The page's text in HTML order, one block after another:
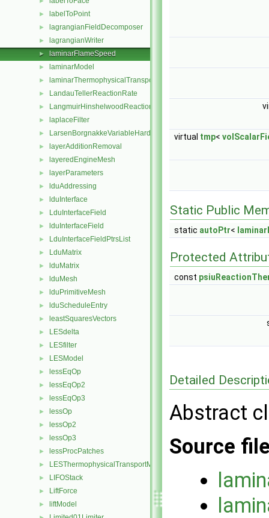
► labelToPoint
► lagrangianFieldDecomposer
► lagrangianWriter
► laminarFlameSpeed
► laminarModel
► laminarThermophysicalTransportModel
► LandauTellerReactionRate
► LangmuirHinshelwoodReactionRate
► laplaceFilter
► LarsenBorgnakkeVariableHardSphere
► layerAdditionRemoval
► layeredEngineMesh
► layerParameters
► lduAddressing
► lduInterface
► LduInterfaceField
► lduInterfaceField
► LduInterfaceFieldPtrsList
► LduMatrix
► lduMatrix
► lduMesh
► lduPrimitiveMesh
► lduScheduleEntry
► leastSquaresVectors
► LESdelta
► LESfilter
► LESModel
► lessEqOp
► lessEqOp2
► lessEqOp3
► lessOp
► lessOp2
► lessOp3
► lessProcPatches
► LESThermophysicalTransportModel
► LIFOStack
► LiftForce
► liftModel
virtual tmp<
Static Public
static autoPtr<
Protected
const
Detailed
Abstract
Source